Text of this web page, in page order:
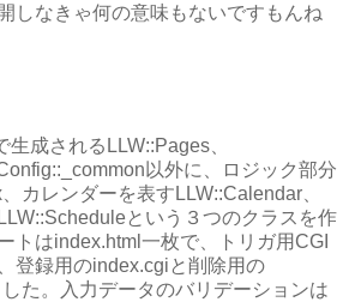
しなきゃ何の意味もないですもんね
成されるLLW::Pages、
以外に、ロジック部分
カレンダーを表すLLW::Calendar、
という３つのクラスを作
トはindex.html一枚で、トリガ用CGI
登録用のindex.cgiと削除用の
た。入力データのバリデーションは